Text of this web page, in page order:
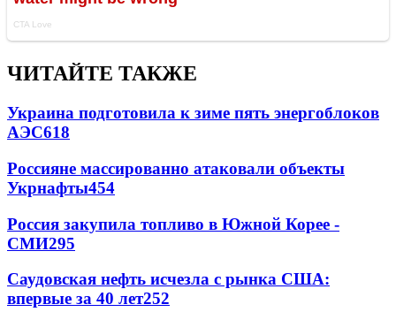
ЧИТАЙТЕ ТАКЖЕ
Украина подготовила к зиме пять энергоблоков
АЭС618
Россияне массированно атаковали объекты
Укрнафты454
Россия закупила топливо в Южной Корее -
СМИ295
Саудовская нефть исчезла с рынка США:
впервые за 40 лет252